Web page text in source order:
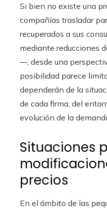
Si bien no existe una
compañías trasladar
recuperados a sus
mediante reducciones
—, desde una
posibilidad parece
dependerán de la
de cada firma, del
evolución de la
Situaciones
precios
En el ámbito de las